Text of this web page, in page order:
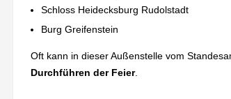
Schloss Heidecksburg Rudolstadt
Burg Greifenstein
Oft kann in dieser Außenstelle vom
Durchführen der Feier.